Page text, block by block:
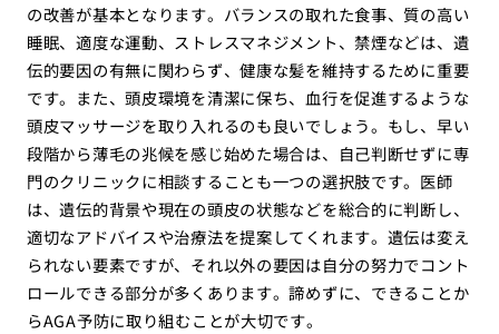
の改善が基本となります。バランスの取れた食事、質の高い
睡眠、適度な運動、ストレスマネジメント、禁煙などは、遺
伝的要因の有無に関わらず、健康な髪を維持するために重要
です。また、頭皮環境を清潔に保ち、血行を促進するような
頭皮マッサージを取り入れるのも良いでしょう。もし、早い
段階から薄毛の兆候を感じ始めた場合は、自己判断せずに専
門のクリニックに相談することも一つの選択肢です。医師
は、遺伝的背景や現在の頭皮の状態などを総合的に判断し、
適切なアドバイスや治療法を提案してくれます。遺伝は変え
られない要素ですが、それ以外の要因は自分の努力でコント
ロールできる部分が多くあります。諦めずに、できることか
らAGA予防に取り組むことが大切です。